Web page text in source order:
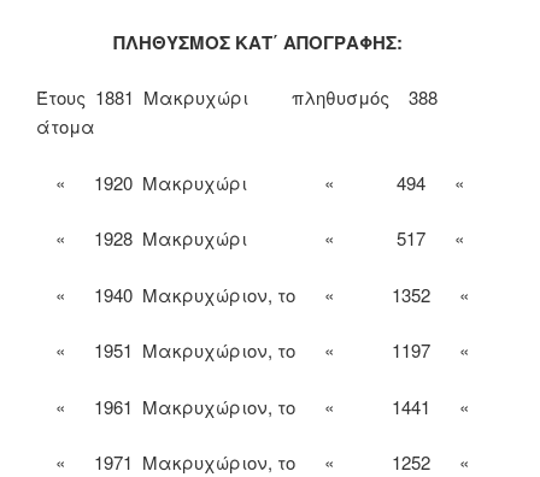
ΠΛΗΘΥΣΜΟΣ ΚΑΤ΄ ΑΠΟΓΡΑΦΗΣ:
Έτους 1881 Μακρυχώρι πληθυσμός 388
άτομα
« 1920 Μακρυχώρι « 494 «
« 1928 Μακρυχώρι « 517 «
« 1940 Μακρυχώριον, το « 1352 «
« 1951 Μακρυχώριον, το « 1197 «
« 1961 Μακρυχώριον, το « 1441 «
« 1971 Μακρυχώριον, το « 1252 «